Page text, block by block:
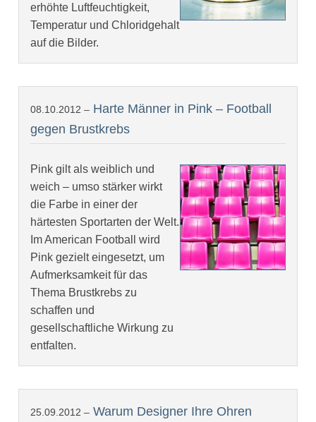
erhöhte Luftfeuchtigkeit,
Temperatur und Chloridgehalt
auf die Bilder.
08.10.2012 – Harte Männer in Pink – Football
gegen Brustkrebs
Pink gilt als weiblich und
weich – umso stärker wirkt
die Farbe in einer der
härtesten Sportarten der Welt.
Im American Football wird
Pink gezielt eingesetzt, um
Aufmerksamkeit für das
Thema Brustkrebs zu
schaffen und
gesellschaftliche Wirkung zu
entfalten.
25.09.2012 – Warum Designer Ihre Ohren